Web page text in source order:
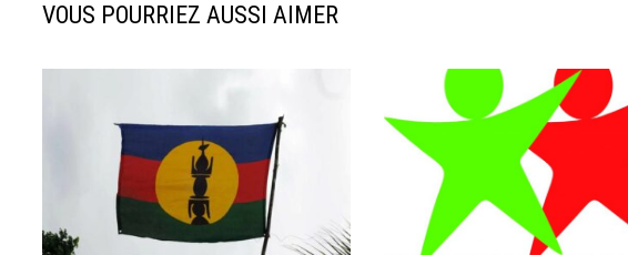
VOUS POURRIEZ AUSSI AIMER